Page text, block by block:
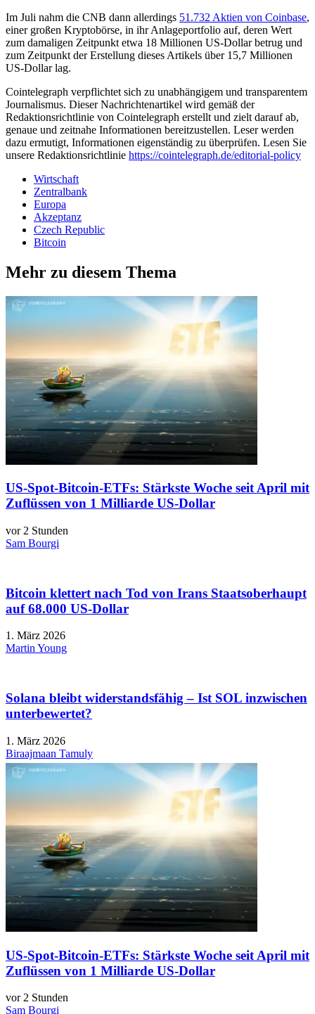
Im Juli nahm die CNB dann allerdings 51.732 Aktien von Coinbase,
einer großen Kryptobörse, in ihr Anlageportfolio auf, deren Wert
zum damaligen Zeitpunkt etwa 18 Millionen US-Dollar betrug und
zum Zeitpunkt der Erstellung dieses Artikels über 15,7 Millionen
US-Dollar lag.
Cointelegraph verpflichtet sich zu unabhängigem und transparentem
Journalismus. Dieser Nachrichtenartikel wird gemäß der
Redaktionsrichtlinie von Cointelegraph erstellt und zielt darauf ab,
genaue und zeitnahe Informationen bereitzustellen. Leser werden
dazu ermutigt, Informationen eigenständig zu überprüfen. Lesen Sie
unsere Redaktionsrichtlinie https://cointelegraph.de/editorial-policy
Wirtschaft
Zentralbank
Europa
Akzeptanz
Czech Republic
Bitcoin
Mehr zu diesem Thema
US-Spot-Bitcoin-ETFs: Stärkste Woche seit April mit
Zuflüssen von 1 Milliarde US-Dollar
vor 2 Stunden
Sam Bourgi
Bitcoin klettert nach Tod von Irans Staatsoberhaupt
auf 68.000 US-Dollar
1. März 2026
Martin Young
Solana bleibt widerstandsfähig – Ist SOL inzwischen
unterbewertet?
1. März 2026
Biraajmaan Tamuly
US-Spot-Bitcoin-ETFs: Stärkste Woche seit April mit
Zuflüssen von 1 Milliarde US-Dollar
vor 2 Stunden
Sam Bourgi